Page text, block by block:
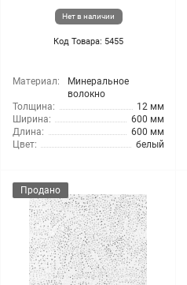
Нет в наличии
Код Товара: 5455
Материал:
Минеральное
волокно
Толщина:
12 мм
Ширина:
600 мм
Длина:
600 мм
Цвет:
белый
Продано